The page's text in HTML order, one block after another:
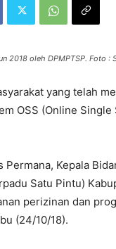
2018 oleh DPMPTSP. Foto :
yang telah
OSS (Online
Kepala
Satu Pintu)
perizinan dan
(24/10/18).